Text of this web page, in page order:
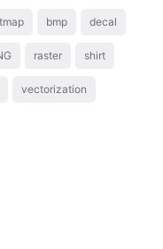
bmp decal
raster shirt
vectorization